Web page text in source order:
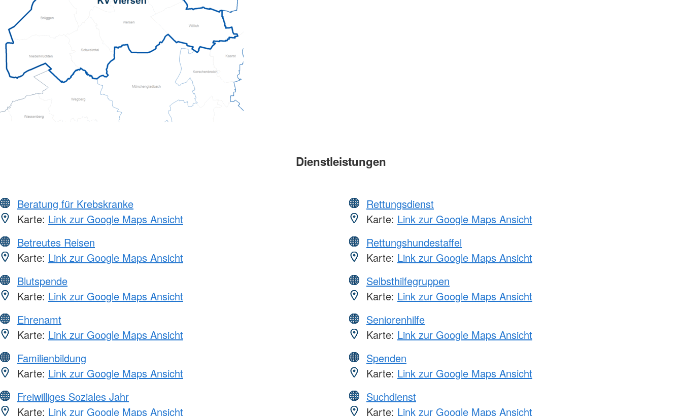
Dienstleistungen
Beratung für Krebskranke
Karte: Link zur Google Maps Ansicht
Betreutes Reisen
Karte: Link zur Google Maps Ansicht
Blutspende
Karte: Link zur Google Maps Ansicht
Ehrenamt
Karte: Link zur Google Maps Ansicht
Familienbildung
Karte: Link zur Google Maps Ansicht
Freiwilliges Soziales Jahr
Karte: Link zur Google Maps Ansicht
Rettungsdienst
Karte: Link zur Google Maps Ansicht
Rettungshundestaffel
Karte: Link zur Google Maps Ansicht
Selbsthilfegruppen
Karte: Link zur Google Maps Ansicht
Seniorenhilfe
Karte: Link zur Google Maps Ansicht
Spenden
Karte: Link zur Google Maps Ansicht
Suchdienst
Karte: Link zur Google Maps Ansicht